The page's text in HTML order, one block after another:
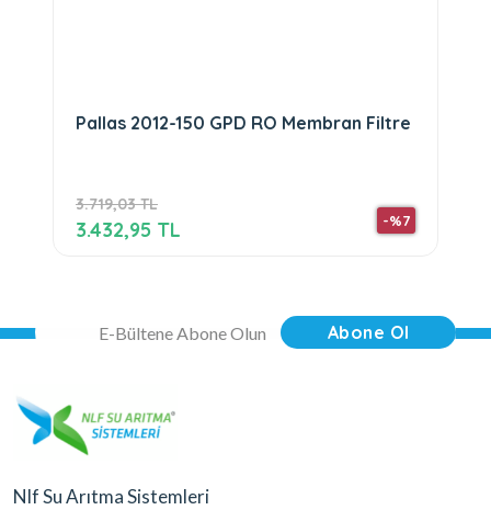
Pallas 2012-150 GPD RO Membran Filtre
3.719,03 TL
-%7
3.432,95 TL
Abone Ol
Nlf Su Arıtma Sistemleri